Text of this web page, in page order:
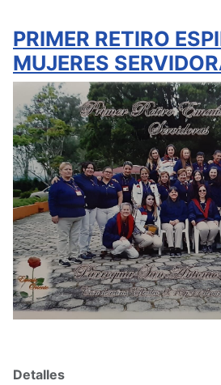
PRIMER RETIRO
MUJERES
Detalles